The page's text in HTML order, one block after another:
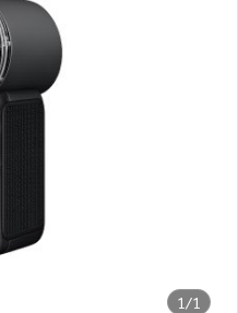
1/1